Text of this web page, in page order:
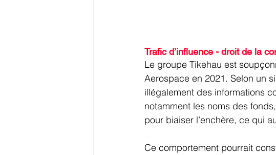
Trafic d’influence - droit de la
Le groupe Tikehau est
Aerospace en 2021. Selon un
illégalement des informations
notamment les noms des
pour biaiser l’enchère, ce qui
Ce comportement pourrait